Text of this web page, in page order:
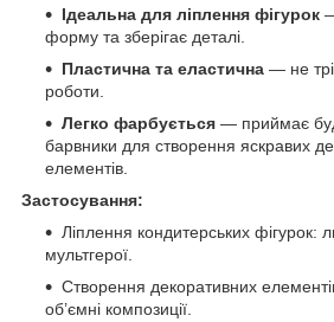
Ідеальна для ліплення фігурок
форму та зберігає деталі.
Пластична та еластична — не
роботи.
Легко фарбується — приймає
барвники для створення яскравих
елементів.
Застосування:
Ліплення кондитерських фігурок:
мультгерої.
Створення декоративних
об’ємні композиції.